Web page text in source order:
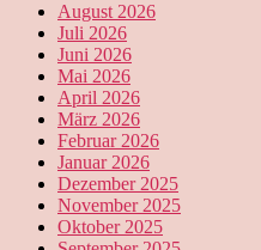
August 2026
Juli 2026
Juni 2026
Mai 2026
April 2026
März 2026
Februar 2026
Januar 2026
Dezember 2025
November 2025
Oktober 2025